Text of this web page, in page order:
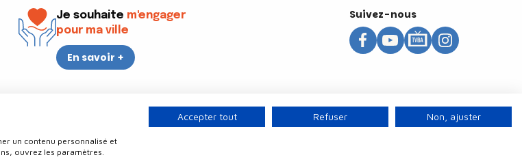
Je souhaite m'engager
pour ma ville
En savoir +
Suivez-nous
confidentialitéPlan du site
un contenu personnalisé et
ouvrez les paramètres.
Accepter tout Refuser Non, ajuster